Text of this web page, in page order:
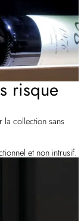
risque
la collection sans
et non intrusif.